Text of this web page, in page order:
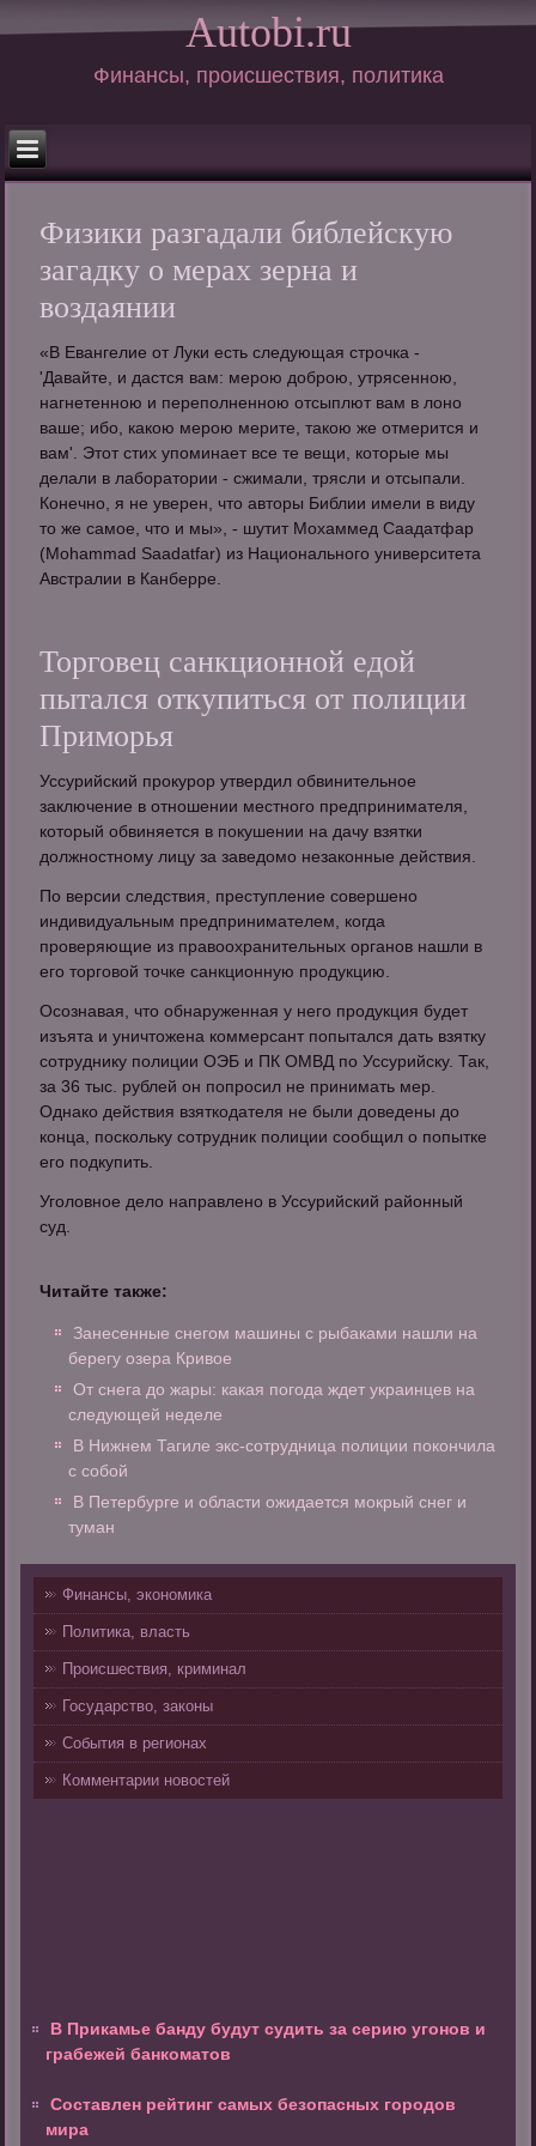
Autobi.ru
Финансы, происшествия, политика
Физики разгадали библейскую
загадку о мерах зерна и
воздаянии
«В Евангелие от Луки есть следующая строчка -
'Давайте, и дастся вам: мерою доброю, утрясенною,
нагнетенною и переполненною отсыплют вам в лоно
ваше; ибо, какою мерою мерите, такою же отмерится и
вам'. Этот стих упоминает все те вещи, которые мы
делали в лаборатории - сжимали, трясли и отсыпали.
Конечно, я не уверен, что авторы Библии имели в виду
то же самое, что и мы», - шутит Мохаммед Саадатфар
(Mohammad Saadatfar) из Национального университета
Австралии в Канберре.
Торговец санкционной едой
пытался откупиться от полиции
Приморья
Уссурийский прокурор утвердил обвинительное
заключение в отношении местного предпринимателя,
который обвиняется в покушении на дачу взятки
должностному лицу за заведомо незаконные действия.
По версии следствия, преступление совершено
индивидуальным предпринимателем, когда
проверяющие из правоохранительных органов нашли в
его торговой точке санкционную продукцию.
Осознавая, что обнаруженная у него продукция будет
изъята и уничтожена коммерсант попытался дать взятку
сотруднику полиции ОЭБ и ПК ОМВД по Уссурийску. Так,
за 36 тыс. рублей он попросил не принимать мер.
Однако действия взяткодателя не были доведены до
конца, поскольку сотрудник полиции сообщил о попытке
его подкупить.
Уголовное дело направлено в Уссурийский районный
суд.
Читайте также:
Занесенные снегом машины с рыбаками нашли на
берегу озера Кривое
От снега до жары: какая погода ждет украинцев на
следующей неделе
В Нижнем Тагиле экс-сотрудница полиции покончила
с собой
В Петербурге и области ожидается мокрый снег и
туман
Финансы, экономика
Политика, власть
Происшествия, криминал
Государство, законы
События в регионах
Комментарии новостей
В Прикамье банду будут судить за серию угонов и
грабежей банкоматов
Составлен рейтинг самых безопасных городов
мира